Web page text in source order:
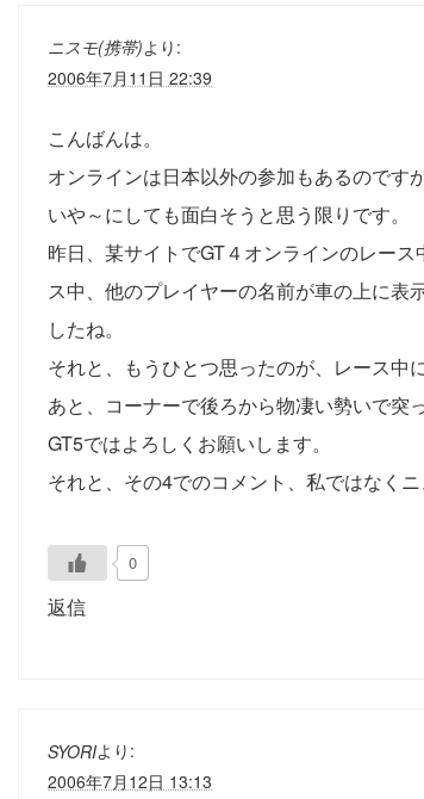
ニスモ(携帯)より:
2006年7月11日 22:39
こんばんは。
オンラインは日本以外の参加もあるのです
いや～にしても面白そうと思う限りです。
昨日、某サイトでGT４オンラインのレー
ス中、他のプレイヤーの名前が車の上に表
したね。
それと、もうひとつ思ったのが、レース中
あと、コーナーで後ろから物凄い勢いで突
GT5ではよろしくお願いします。
それと、その4でのコメント、私ではなく
0
返信
SYORIより:
2006年7月12日 13:13